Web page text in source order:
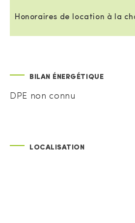
Honoraires de location à la
BILAN ÉNERGÉTIQUE
DPE non connu
LOCALISATION